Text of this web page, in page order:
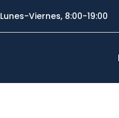
Lunes-Viernes, 8:00-19:00